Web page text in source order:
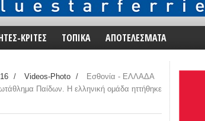
ΚΡΙΤΕΣ ΤΟΠΙΚΑ ΑΠΟΤΕΛΕΣΜΑΤΑ
/ Videos-Photo /
Εσθονία - ΕΛΛΑΔΑ
Παίδων. H ελληνική ομάδα ηττήθηκε